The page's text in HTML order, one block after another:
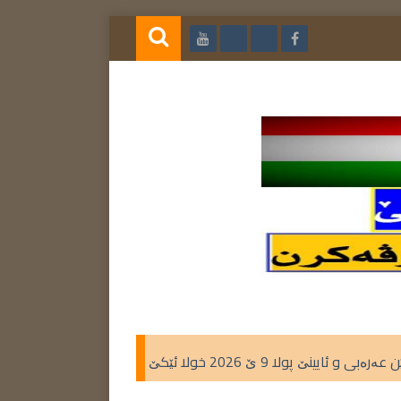
خولا ئێکێ گوهرینێت بابەتێ زمانێ عەرەبی 2026 تعديلات كتاب اللغة العربية